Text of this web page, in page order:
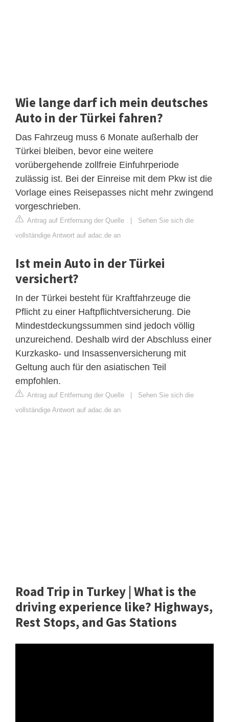
Wie lange darf ich mein deutsches
Auto in der Türkei fahren?
Das Fahrzeug muss 6 Monate außerhalb der
Türkei bleiben, bevor eine weitere
vorübergehende zollfreie Einfuhrperiode
zulässig ist. Bei der Einreise mit dem Pkw ist die
Vorlage eines Reisepasses nicht mehr zwingend
vorgeschrieben.
Antrag auf Entfernung der Quelle
Sehen Sie sich die
vollständige Antwort auf adac.de an
Ist mein Auto in der Türkei
versichert?
In der Türkei besteht für Kraftfahrzeuge die
Pflicht zu einer Haftpflichtversicherung. Die
Mindestdeckungssummen sind jedoch völlig
unzureichend. Deshalb wird der Abschluss einer
Kurzkasko- und Insassenversicherung mit
Geltung auch für den asiatischen Teil
empfohlen.
Antrag auf Entfernung der Quelle
Sehen Sie sich die
vollständige Antwort auf adac.de an
Road Trip in Turkey | What is the
driving experience like? Highways,
Rest Stops, and Gas Stations